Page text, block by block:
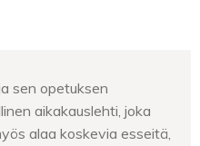
sen opetuksen
aikakauslehti, joka
alaa koskevia esseitä,